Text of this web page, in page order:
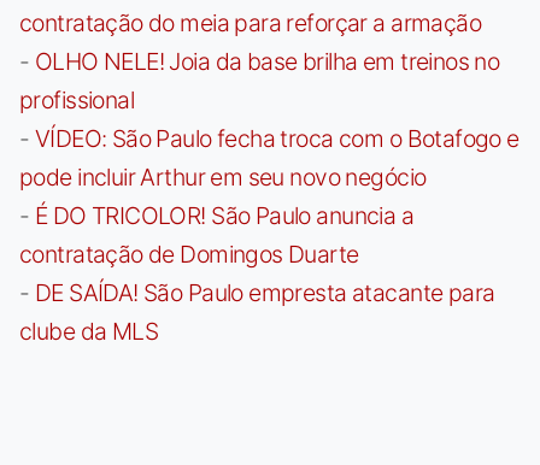
contratação do meia para reforçar a armação
- OLHO NELE! Joia da base brilha em treinos no
profissional
- VÍDEO: São Paulo fecha troca com o Botafogo e
pode incluir Arthur em seu novo negócio
- É DO TRICOLOR! São Paulo anuncia a
contratação de Domingos Duarte
- DE SAÍDA! São Paulo empresta atacante para
clube da MLS